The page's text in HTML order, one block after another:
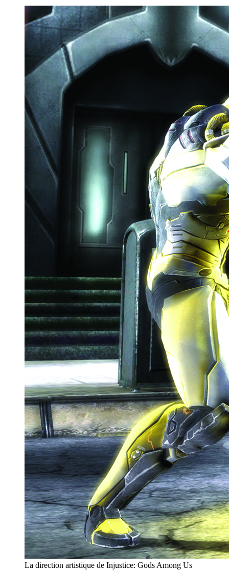
La direction artistique de Injustice: Gods Among Us